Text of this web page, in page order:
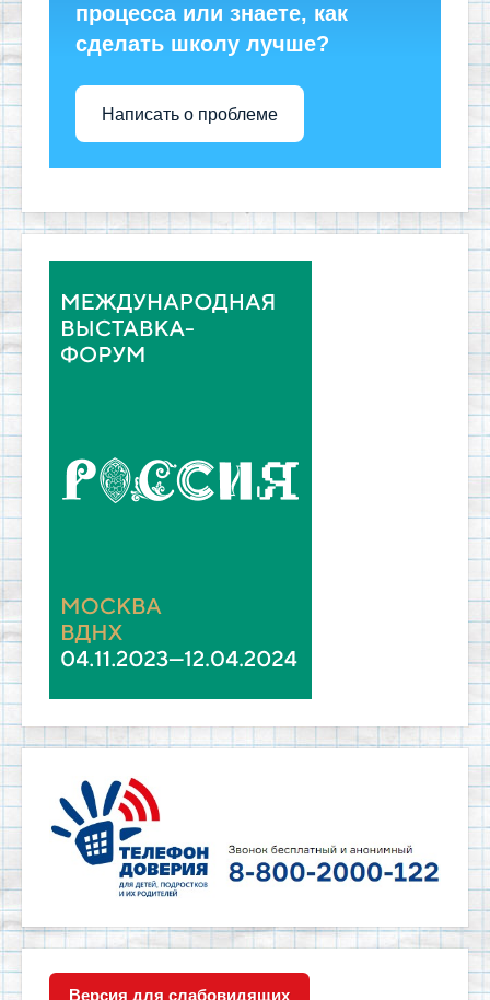
процесса или знаете, как
сделать школу лучше?
Написать о проблеме
Версия для слабовидящих